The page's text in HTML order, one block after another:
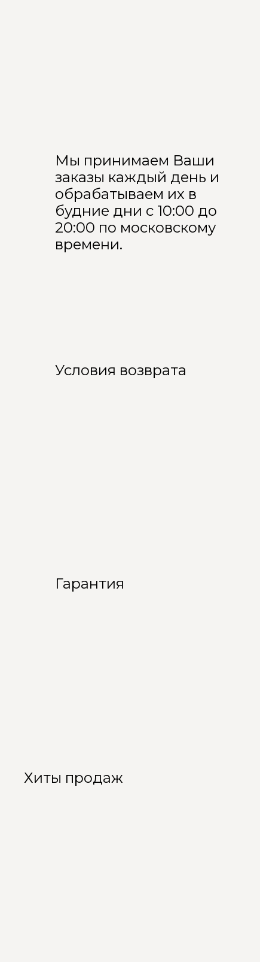
Мы принимаем Ваши
заказы каждый день и
обрабатываем их в
будние дни с 10:00 до
20:00 по московскому
времени.
Условия возврата
Гарантия
Хиты продаж